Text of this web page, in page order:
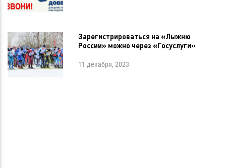
Зарегистрироваться на «Лыжню
России» можно через «Госуслуги»
11 декабря, 2023